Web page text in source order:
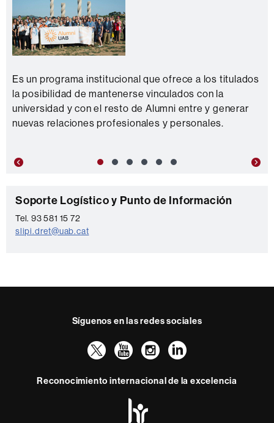
Es un programa institucional que ofrece a los titulados
la posibilidad de mantenerse vinculados con la
universidad y con el resto de Alumni entre y generar
nuevas relaciones profesionales y personales.
C
o
n
c
Soporte Logístico y Punto de Información
Tel. 93 581 15 72
slipi.dret@uab.cat
Síguenos en las redes sociales
TwitterYouTube
Derecho
Instagram
LinkedIn
Reconocimiento internacional de la excelencia